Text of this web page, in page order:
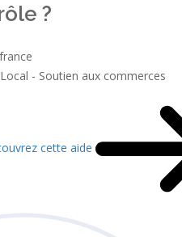
?
- Soutien aux commerces
cette aide